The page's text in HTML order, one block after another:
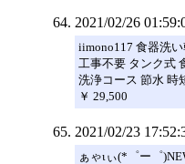
2021/02/26
iimono117 食器洗
工事不要 タンク式
洗浄コース 節水 時
￥ 29,500
2021/02/23
ぁゃιぃ(*゜ー゜